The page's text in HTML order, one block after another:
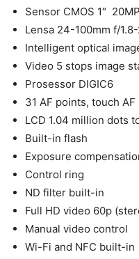
Sensor CMOS 1″ 20MP
Lensa 24-100mm f/
Intelligent optical
Video 5 stops image
Prosessor DIGIC6
31 AF points, touch AF
LCD 1.04 million dots
Built-in flash
Exposure
Control ring
ND filter built-in
Full HD video 60p
Manual video control
Wi-Fi and NFC built-in